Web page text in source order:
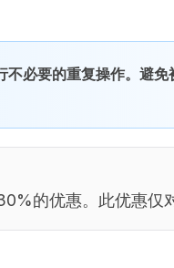
不必要的重复操作。避免
的优惠。此优惠仅